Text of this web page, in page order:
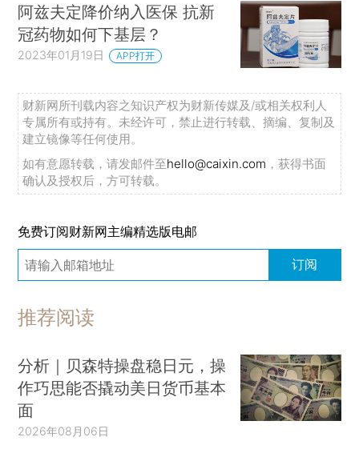
阿兹夫定降价纳入医保 抗新
冠药物如何下基层？
2023年01月19日 APP打开
财新网所刊载内容之知识产权为财新传媒及/或相关权利人
专属所有或持有。未经许可，禁止进行转载、摘编、复制及
建立镜像等任何使用。
如有意愿转载，请发邮件至hello@caixin.com ，获得书面
确认及授权后，方可转载。
免费订阅财新网主编精选版电邮
订阅
推荐阅读
分析｜贝森特操盘稳日元，操
作巧思能否撬动美日货币基本
面
2026年08月06日